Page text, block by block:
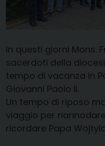
In questi giorni Mons.
sacerdoti della
tempo di vacanza in
Giovanni Paolo II.
Un tempo di riposo
viaggio per
ricordare Papa